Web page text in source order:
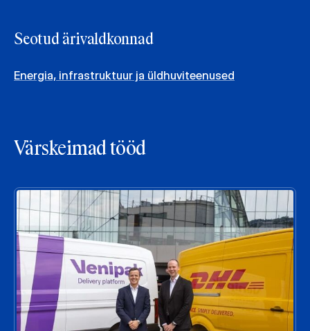
Seotud ärivaldkonnad
Energia, infrastruktuur ja üldhuviteenused
Värskeimad tööd